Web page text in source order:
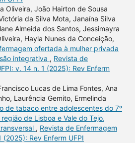
Oliveira, João Hairton de Sousa
da Silva Mota, Janaína Silva
Almeida dos Santos, Jessimayra
Hayla Nunes da Conceição,
ofertada à mulher privada
integrativa , Revista de
v. 14 n. 1 (2025): Rev Enferm
Lucas de Lima Fontes, Ana
Laurência Gemito, Ermelinda
de tabaco entre adolescentes do 7º
de Lisboa e Vale do Tejo,
, Revista de Enfermagem
(2025): Rev Enferm UFPI